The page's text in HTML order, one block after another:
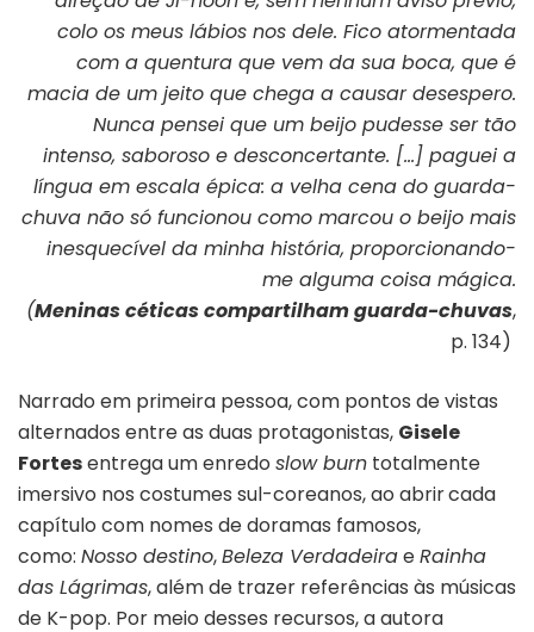
colo os meus lábios nos dele. Fico atormentada
com a quentura que vem da sua boca, que é
macia de um jeito que chega a causar desespero.
Nunca pensei que um beijo pudesse ser tão
intenso, saboroso e desconcertante. […] paguei a
língua em escala épica: a velha cena do guarda-
chuva não só funcionou como marcou o beijo mais
inesquecível da minha história, proporcionando-
me alguma coisa mágica.
(Meninas céticas compartilham guarda-chuvas,
p. 134)
Narrado em primeira pessoa, com pontos de vistas
alternados entre as duas protagonistas, Gisele
Fortesentrega um enredo slow burn totalmente
imersivo nos costumes sul-coreanos, ao abrircada
capítulo com nomes de doramas famosos,
como: Nosso destino,Beleza VerdadeiraeRainha
das Lágrimas, além de trazer referências às músicas
de K-pop. Por meio desses recursos, a autora